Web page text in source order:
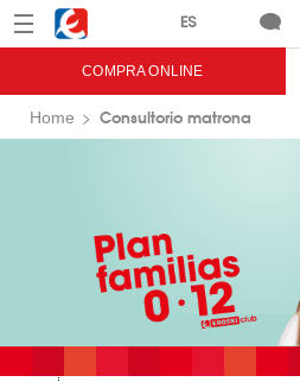
Menú Eroski
COMPRA ONLINE
Home Consultorio matrona